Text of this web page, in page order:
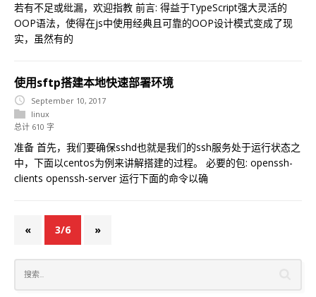
若有不足或纰漏，欢迎指教 前言: 得益于TypeScript强大灵活的
OOP语法，使得在js中使用经典且可靠的OOP设计模式变成了现
实，虽然有的
使用sftp搭建本地快速部署环境
September 10, 2017
linux
总计 610 字
准备 首先，我们要确保sshd也就是我们的ssh服务处于运行状态之
中，下面以centos为例来讲解搭建的过程。 必要的包: openssh-
clients openssh-server 运行下面的命令以确
« 3/6 »